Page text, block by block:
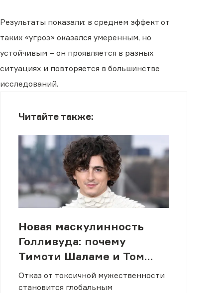
Результаты показали: в среднем эффект от
таких «угроз» оказался умеренным, но
устойчивым – он проявляется в разных
ситуациях и повторяется в большинстве
исследований.
Читайте также:
Новая маскулинность
Голливуда: почему
Тимоти Шаламе и Том
Холланд стали
символами поколения
Отказ от токсичной мужественности
становится глобальным